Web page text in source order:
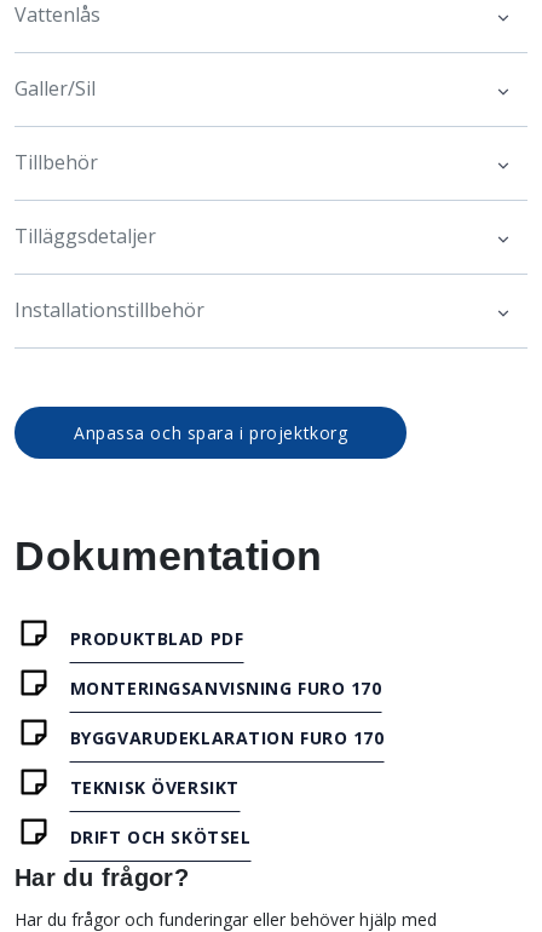
Vattenlås
Galler/Sil
Tillbehör
Tilläggsdetaljer
Installationstillbehör
Anpassa och spara i projektkorg
Dokumentation
PRODUKTBLAD PDF
MONTERINGSANVISNING FURO 170
BYGGVARUDEKLARATION FURO 170
TEKNISK ÖVERSIKT
DRIFT OCH SKÖTSEL
Har du frågor?
Har du frågor och funderingar eller behöver hjälp med